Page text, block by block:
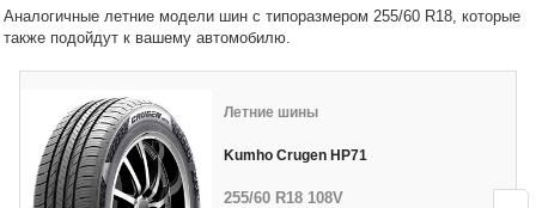
Аналогичные летние модели шин с типоразмером 255/60 R18, которые
также подойдут к вашему автомобилю.
Летние шины
Kumho Crugen HP71
255/60 R18 108V